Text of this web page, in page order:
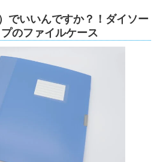
でいいんですか？！ダイソー
のファイルケース